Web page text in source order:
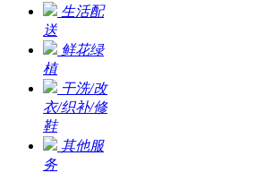
生活配
送
鲜花绿
植
干洗/改
衣/织补/修
鞋
其他服
务